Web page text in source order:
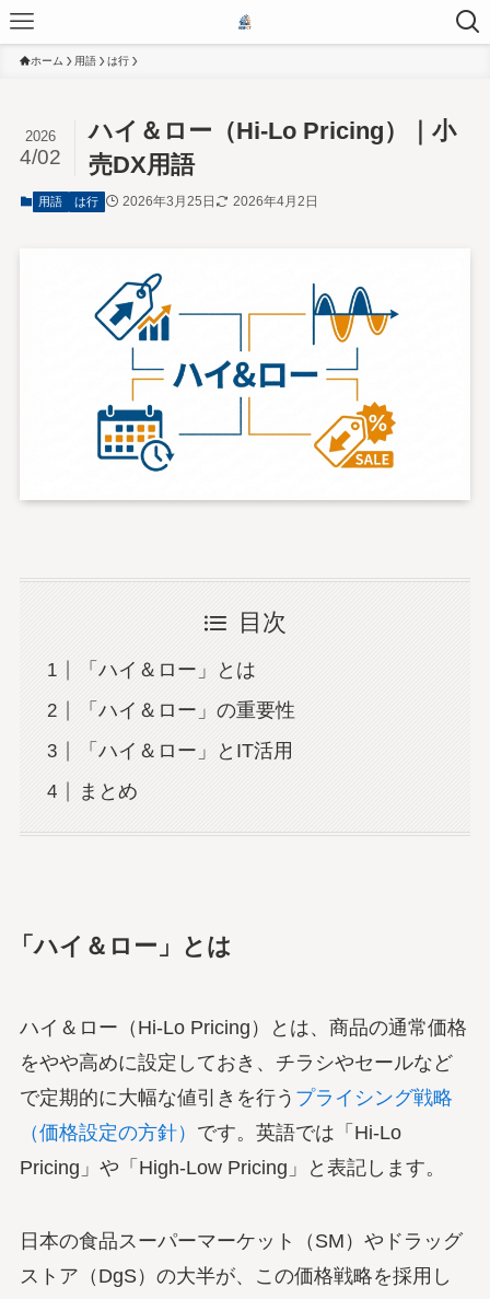
ホーム 用語 は行
ハイ＆ロー（Hi-Lo Pricing）｜小
売DX用語
2026
4/02
用語 は行 2026年3月25日 2026年4月2日
目次
「ハイ＆ロー」とは
「ハイ＆ロー」の重要性
「ハイ＆ロー」とIT活用
まとめ
「ハイ＆ロー」とは
ハイ＆ロー（Hi-Lo Pricing）とは、商品の通常価格
をやや高めに設定しておき、チラシやセールなど
で定期的に大幅な値引きを行う プライシング戦略
（価格設定の方針） です。英語では「Hi-Lo
Pricing」や「High-Low Pricing」と表記します。
日本の食品スーパーマーケット（SM）やドラッグ
ストア（DgS）の大半が、この価格戦略を採用し